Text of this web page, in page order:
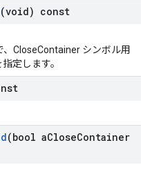
(void) const
CloseContainer シンボル用
定します。
(bool aCloseContainer